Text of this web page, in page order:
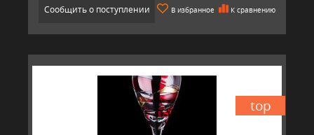
Сообщить о поступлении В избранное К сравнению
top